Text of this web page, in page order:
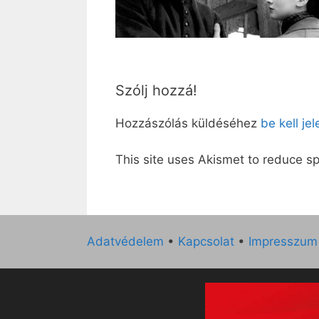
Szólj hozzá!
Hozzászólás küldéséhez be kell
This site uses Akismet to reduce
Adatvédelem • Kapcsolat • Impresszum